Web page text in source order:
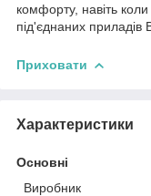
комфорту, навіть
під'єднаних приладів
Приховати
Характеристики
Основні
Виробник